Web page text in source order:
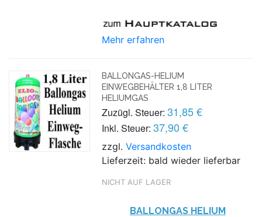
Mehr erfahren
BALLONGAS-HELIUM
EINWEGBEHÄLTER 1,8 LITER
HELIUMGAS
Zuzügl. Steuer: 31,85 €
Inkl. Steuer: 37,90 €
zzgl.Versandkosten
Lieferzeit: bald wieder lieferbar
NICHT AUF LAGER
BALLONGAS HELIUM